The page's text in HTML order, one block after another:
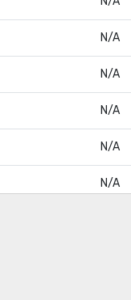
N/A
N/A
N/A
N/A
N/A